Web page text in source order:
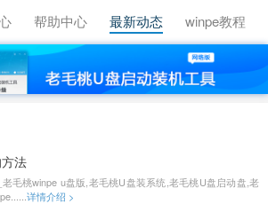
帮助中心 最新动态 winpe教程
法
毛桃winpe u盘版,老毛桃U盘装系统,老毛桃U盘启动盘,老
详情介绍 >